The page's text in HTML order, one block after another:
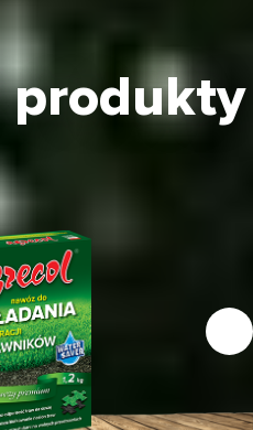
produkty